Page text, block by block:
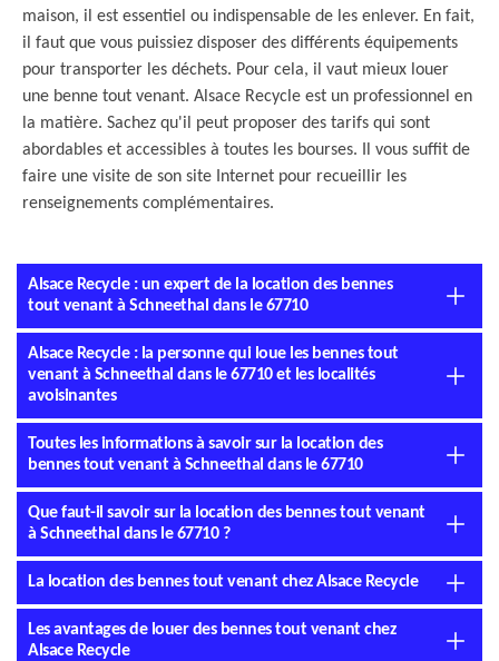
maison, il est essentiel ou indispensable de les enlever. En fait,
il faut que vous puissiez disposer des différents équipements
pour transporter les déchets. Pour cela, il vaut mieux louer
une benne tout venant. Alsace Recycle est un professionnel en
la matière. Sachez qu'il peut proposer des tarifs qui sont
abordables et accessibles à toutes les bourses. Il vous suffit de
faire une visite de son site Internet pour recueillir les
renseignements complémentaires.
Alsace Recycle : un expert de la location des bennes
tout venant à Schneethal dans le 67710
Alsace Recycle : la personne qui loue les bennes tout
venant à Schneethal dans le 67710 et les localités
avoisinantes
Toutes les informations à savoir sur la location des
bennes tout venant à Schneethal dans le 67710
Que faut-il savoir sur la location des bennes tout venant
à Schneethal dans le 67710 ?
La location des bennes tout venant chez Alsace Recycle
Les avantages de louer des bennes tout venant chez
Alsace Recycle